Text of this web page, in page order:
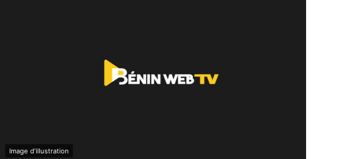
Image d'illustration